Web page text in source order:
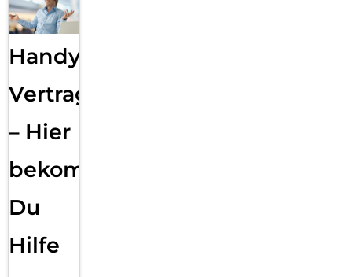
Handy
Vertragsabwicklung
– Hier
bekommst
Du
Hilfe